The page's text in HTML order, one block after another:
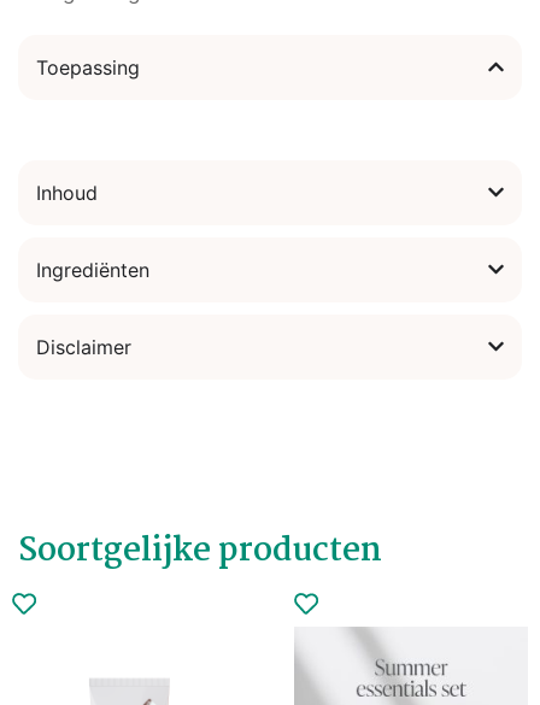
Toepassing
Inhoud
Ingrediënten
Disclaimer
Soortgelijke producten